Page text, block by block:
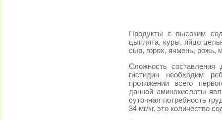
Продукты с высоким
цыплята, куры, яйцо
сыр, горох, ячмень, рожь,
Сложность составления
гистидин необходим
протяжении всего
данной аминокислоты
суточная потребность
34 мг/кг, это количество